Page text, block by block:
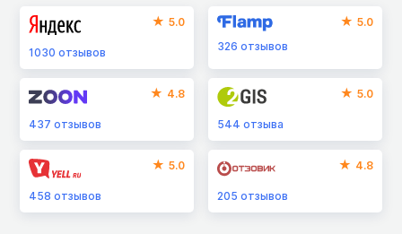
5.0
1030 отзывов
5.0
326отзывов
4.8
437 отзывов
5.0
544отзыва
5.0
458 отзывов
4.8
205отзывов